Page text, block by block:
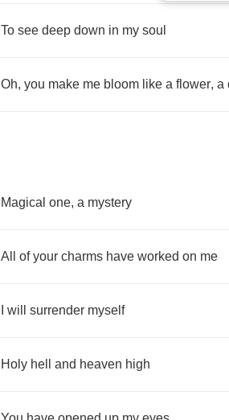
To see deep down in my soul
Oh, you make me bloom like a flower, a
Magical one, a mystery
All of your charms have worked on me
will surrender myself
Holy hell and heaven high